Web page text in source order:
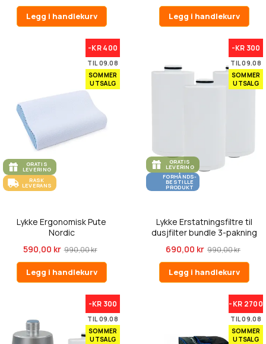
Legg i handlekurv Legg i handlekurv
-KR 400
TIL 09.08
SOMMER
UTSALG
GRATIS
LEVERING
RASK
LEVERANS
Lykke Ergonomisk Pute
Nordic
590,00 kr 990,00 kr
Legg i handlekurv
-KR 300
TIL 09.08
SOMMER
UTSALG
GRATIS
LEVERING
FORHÅNDS-
BESTILLE
PRODUKT
Lykke Erstatningsfiltre til
dusjfilter bundle 3-pakning
690,00 kr 990,00 kr
Legg i handlekurv
-KR 300
TIL 09.08
SOMMER
UTSALG
-KR 2700
TIL 09.08
SOMMER
UTSALG